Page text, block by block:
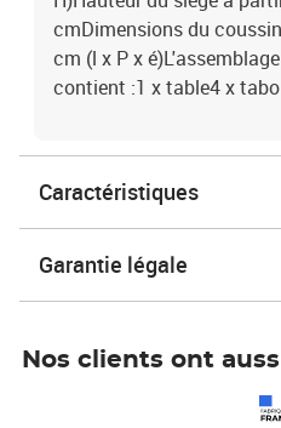
cmDimensions du
cm (l x P x
contient :1 x table4 x
Caractéristiques
Garantie légale
Nos clients ont